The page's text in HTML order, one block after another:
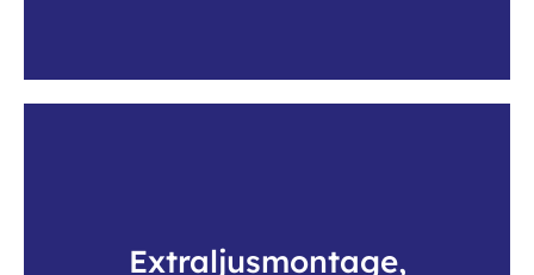
Extraljusmontage,